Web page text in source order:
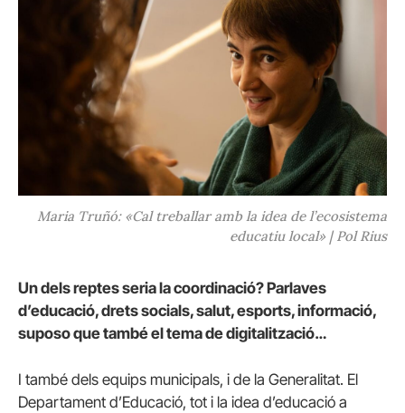
Maria Truñó: «Cal treballar amb la idea de l’ecosistema
educatiu local» | Pol Rius
Un dels reptes seria la coordinació? Parlaves
d’educació, drets socials, salut, esports, informació,
suposo que també el tema de digitalització…
I també dels equips municipals, i de la Generalitat. El
Departament d’Educació, tot i la idea d’educació a